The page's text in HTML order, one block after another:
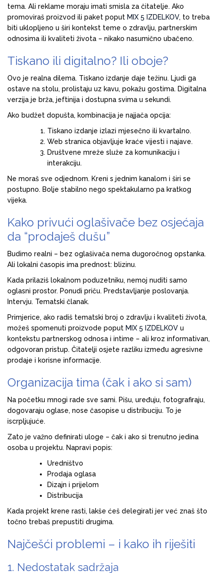
tema. Ali reklame moraju imati smisla za čitatelje. Ako
promoviraš proizvod ili paket poput MIX 5 IZDELKOV, to treba
biti uklopljeno u širi kontekst teme o zdravlju, partnerskim
odnosima ili kvaliteti života – nikako nasumično ubačeno.
Tiskano ili digitalno? Ili oboje?
Ovo je realna dilema. Tiskano izdanje daje težinu. Ljudi ga
ostave na stolu, prolistaju uz kavu, pokažu gostima. Digitalna
verzija je brža, jeftinija i dostupna svima u sekundi.
Ako budžet dopušta, kombinacija je najjača opcija:
Tiskano izdanje izlazi mjesečno ili kvartalno.
Web stranica objavljuje kraće vijesti i najave.
Društvene mreže služe za komunikaciju i
interakciju.
Ne moraš sve odjednom. Kreni s jednim kanalom i širi se
postupno. Bolje stabilno nego spektakularno pa kratkog
vijeka.
Kako privući oglašivače bez osjećaja
da “prodaješ dušu”
Budimo realni – bez oglašivača nema dugoročnog opstanka.
Ali lokalni časopis ima prednost: blizinu.
Kada prilaziš lokalnom poduzetniku, nemoj nuditi samo
oglasni prostor. Ponudi priču. Predstavljanje poslovanja.
Intervju. Tematski članak.
Primjerice, ako radiš tematski broj o zdravlju i kvaliteti života,
možeš spomenuti proizvode poput MIX 5 IZDELKOV u
kontekstu partnerskog odnosa i intime – ali kroz informativan,
odgovoran pristup. Čitatelji osjete razliku između agresivne
prodaje i korisne informacije.
Organizacija tima (čak i ako si sam)
Na početku mnogi rade sve sami. Pišu, uređuju, fotografiraju,
dogovaraju oglase, nose časopise u distribuciju. To je
iscrpljujuće.
Zato je važno definirati uloge – čak i ako si trenutno jedina
osoba u projektu. Napravi popis:
Uredništvo
Prodaja oglasa
Dizajn i prijelom
Distribucija
Kada projekt krene rasti, lakše ćeš delegirati jer već znaš što
točno trebaš prepustiti drugima.
Najčešći problemi – i kako ih riješiti
1. Nedostatak sadržaja